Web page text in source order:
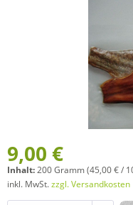
9,00 €
Inhalt:200 Gramm (45,00 € /
inkl. MwSt.zzgl. Versandkosten